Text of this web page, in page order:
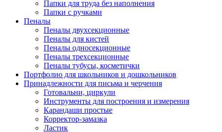
Папки для труда без наполнения
Папки с ручками
Пеналы
Пеналы двухсекционные
Пеналы для кистей
Пеналы односекционные
Пеналы трехсекционные
Пеналы тубусы, косметички
Портфолио для школьников и дошкольников
Принадлежности для письма и черчения
Готовальни, циркули
Инструменты для построения и измерения
Карандаши простые
Корректор-замазка
Ластик